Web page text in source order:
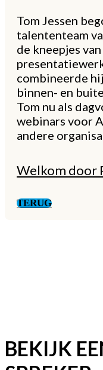
Tom Jessen
talententeam
de kneepjes
combineerde
binnen- en
Tom nu als
webinars voor
andere
Welkom door
TERUG
BEKIJK